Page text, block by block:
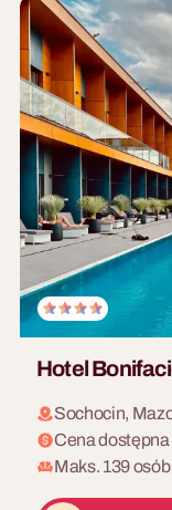
Hotel
Sochocin,
Cena
Maks. 139 osób